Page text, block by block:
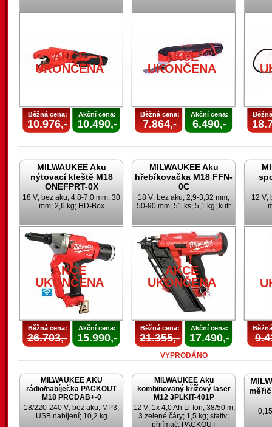
AKCE
UKONČENA
Běžná cena:
10.976,-
Akční cena:
10.490,-
AKCE
UKONČENA
Běžná cena:
7.864,-
Akční cena:
6.490,-
MILWAUKEE Aku
nýtovací kleště M18
ONEFPRT-0X
18 V; bez aku; 4,8-7,0 mm; 30
mm; 2,6 kg; HD-Box
AKCE
UKONČENA
Běžná cena:
26.703,-
Akční cena:
15.990,-
MILWAUKEE Aku
hřebíkovačka M18 FFN-
0C
18 V; bez aku; 2,9-3,32 mm;
50-90 mm; 51 ks; 5,1 kg; kufr
AKCE
UKONČENA
Běžná cena:
21.355,-
Akční cena:
17.490,-
VYPRODÁNO
12 V;
MILWAUKEE AKU
rádio/nabíječka PACKOUT
M18 PRCDAB+-0
18/220-240 V; bez aku; MP3,
USB nabíjení; 10,2 kg
MILWAUKEE Aku
kombinovaný křížový laser
M12 3PLKIT-401P
12 V; 1x 4,0 Ah Li-Ion; 38/50 m;
3 zelené čáry; 1,5 kg; stativ;
přijímač; PACKOUT